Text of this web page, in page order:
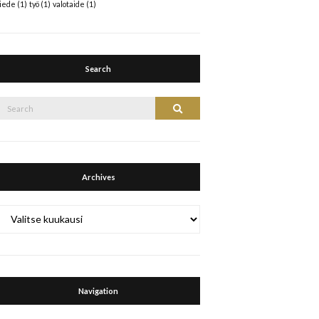
(1) työ (1) valotaide (1)
Search
Search
Archives
Navigation